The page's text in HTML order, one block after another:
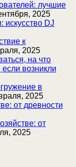
лучшие
2025
искусство DJ
к
2025
на что
возникли
в
2025
от древности
от
2025